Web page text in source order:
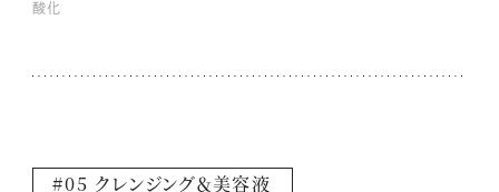
酸化
#05 クレンジング＆美容液